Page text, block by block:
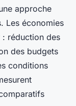
approche
Les économies
: réduction des
des budgets
conditions